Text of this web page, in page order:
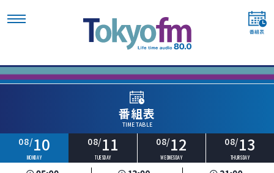
番組表
TIME TABLE
08/10
MONDAY
08/11
TUESDAY
08/12
WEDNESDAY
08/13
THURSDAY